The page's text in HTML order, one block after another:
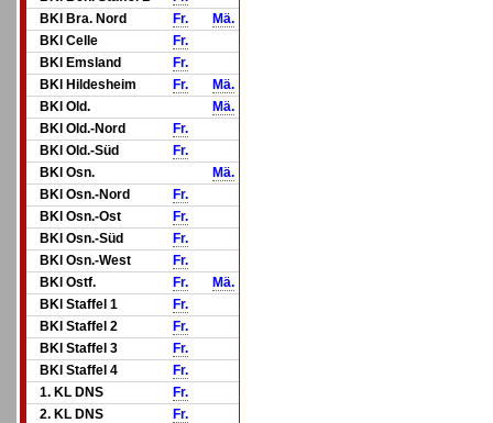
BKl Bra. Nord
Fr.
Mä.
BKl Celle
Fr.
BKl Emsland
Fr.
BKl Hildesheim
Fr.
Mä.
BKl Old.
Mä.
BKl Old.-Nord
Fr.
BKl Old.-Süd
Fr.
BKl Osn.
Mä.
BKl Osn.-Nord
Fr.
BKl Osn.-Ost
Fr.
BKl Osn.-Süd
Fr.
BKl Osn.-West
Fr.
BKl Ostf.
Fr.
Mä.
BKl Staffel 1
Fr.
BKl Staffel 2
Fr.
BKl Staffel 3
Fr.
BKl Staffel 4
Fr.
1. KL DNS
Fr.
2. KL DNS
Fr.